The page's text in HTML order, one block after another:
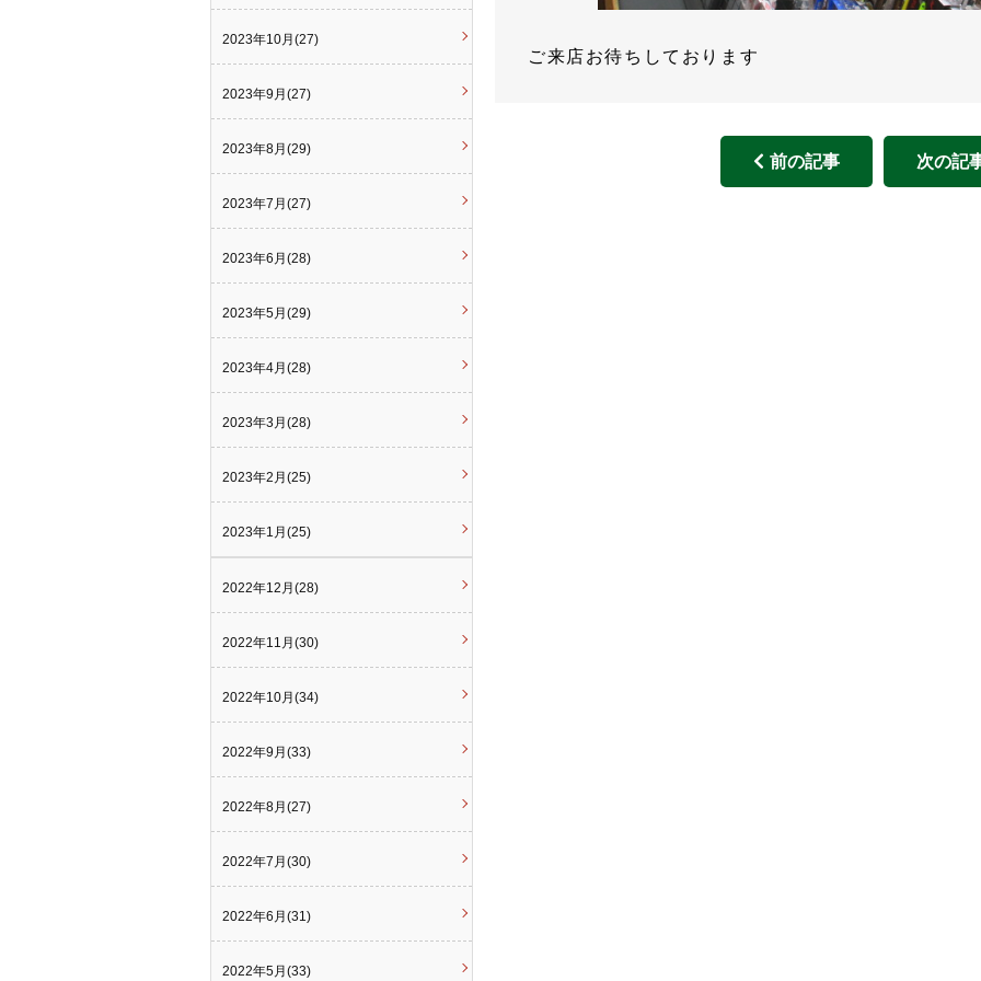
ご来店お待ちしております
前の記事 次の記
2023年10月(27)
2023年9月(27)
2023年8月(29)
2023年7月(27)
2023年6月(28)
2023年5月(29)
2023年4月(28)
2023年3月(28)
2023年2月(25)
2023年1月(25)
2022年12月(28)
2022年11月(30)
2022年10月(34)
2022年9月(33)
2022年8月(27)
2022年7月(30)
2022年6月(31)
2022年5月(33)